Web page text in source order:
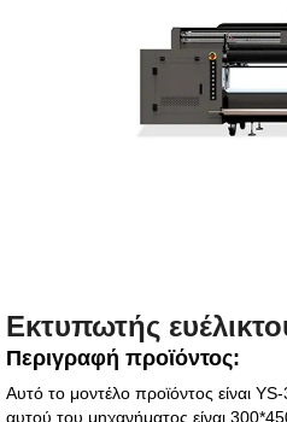
Εκτυπωτής
Περιγραφή προϊόντος:
Αυτό το μοντέλο προϊόντος είναι
αυτού του μηχανήματος είναι